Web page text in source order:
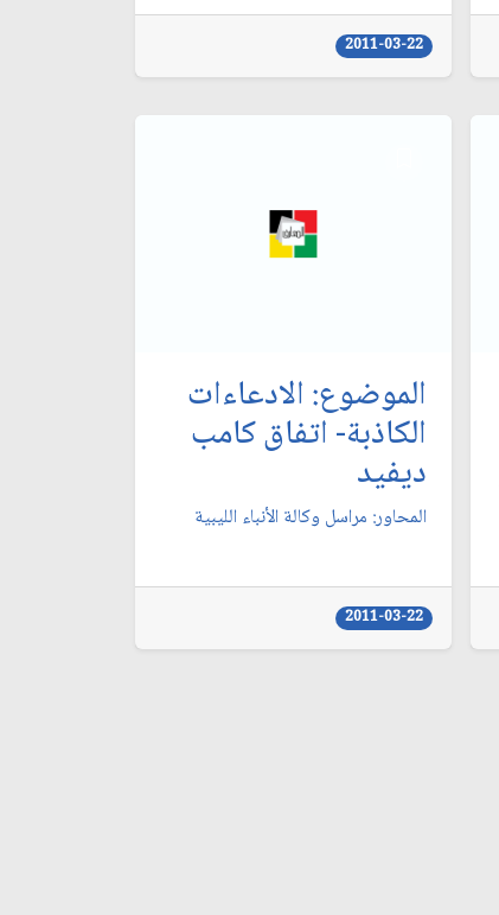
2011-03-22
الموضوع: الادعاءات
الكاذبة- اتفاق كامب
ديفيد
المحاور: مراسل وكالة الأنباء الليبية
2011-03-22